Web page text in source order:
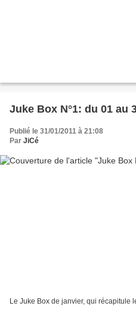
Juke Box N°1: du 01 au
Publié le 31/01/2011 à 21:08
Par JiCé
Le Juke Box de janvier, qui récapitule